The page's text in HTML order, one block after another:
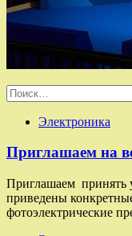
Найти:
Электроника
Приглашаем на
Приглашаем принять
приведены
фотоэлектрические